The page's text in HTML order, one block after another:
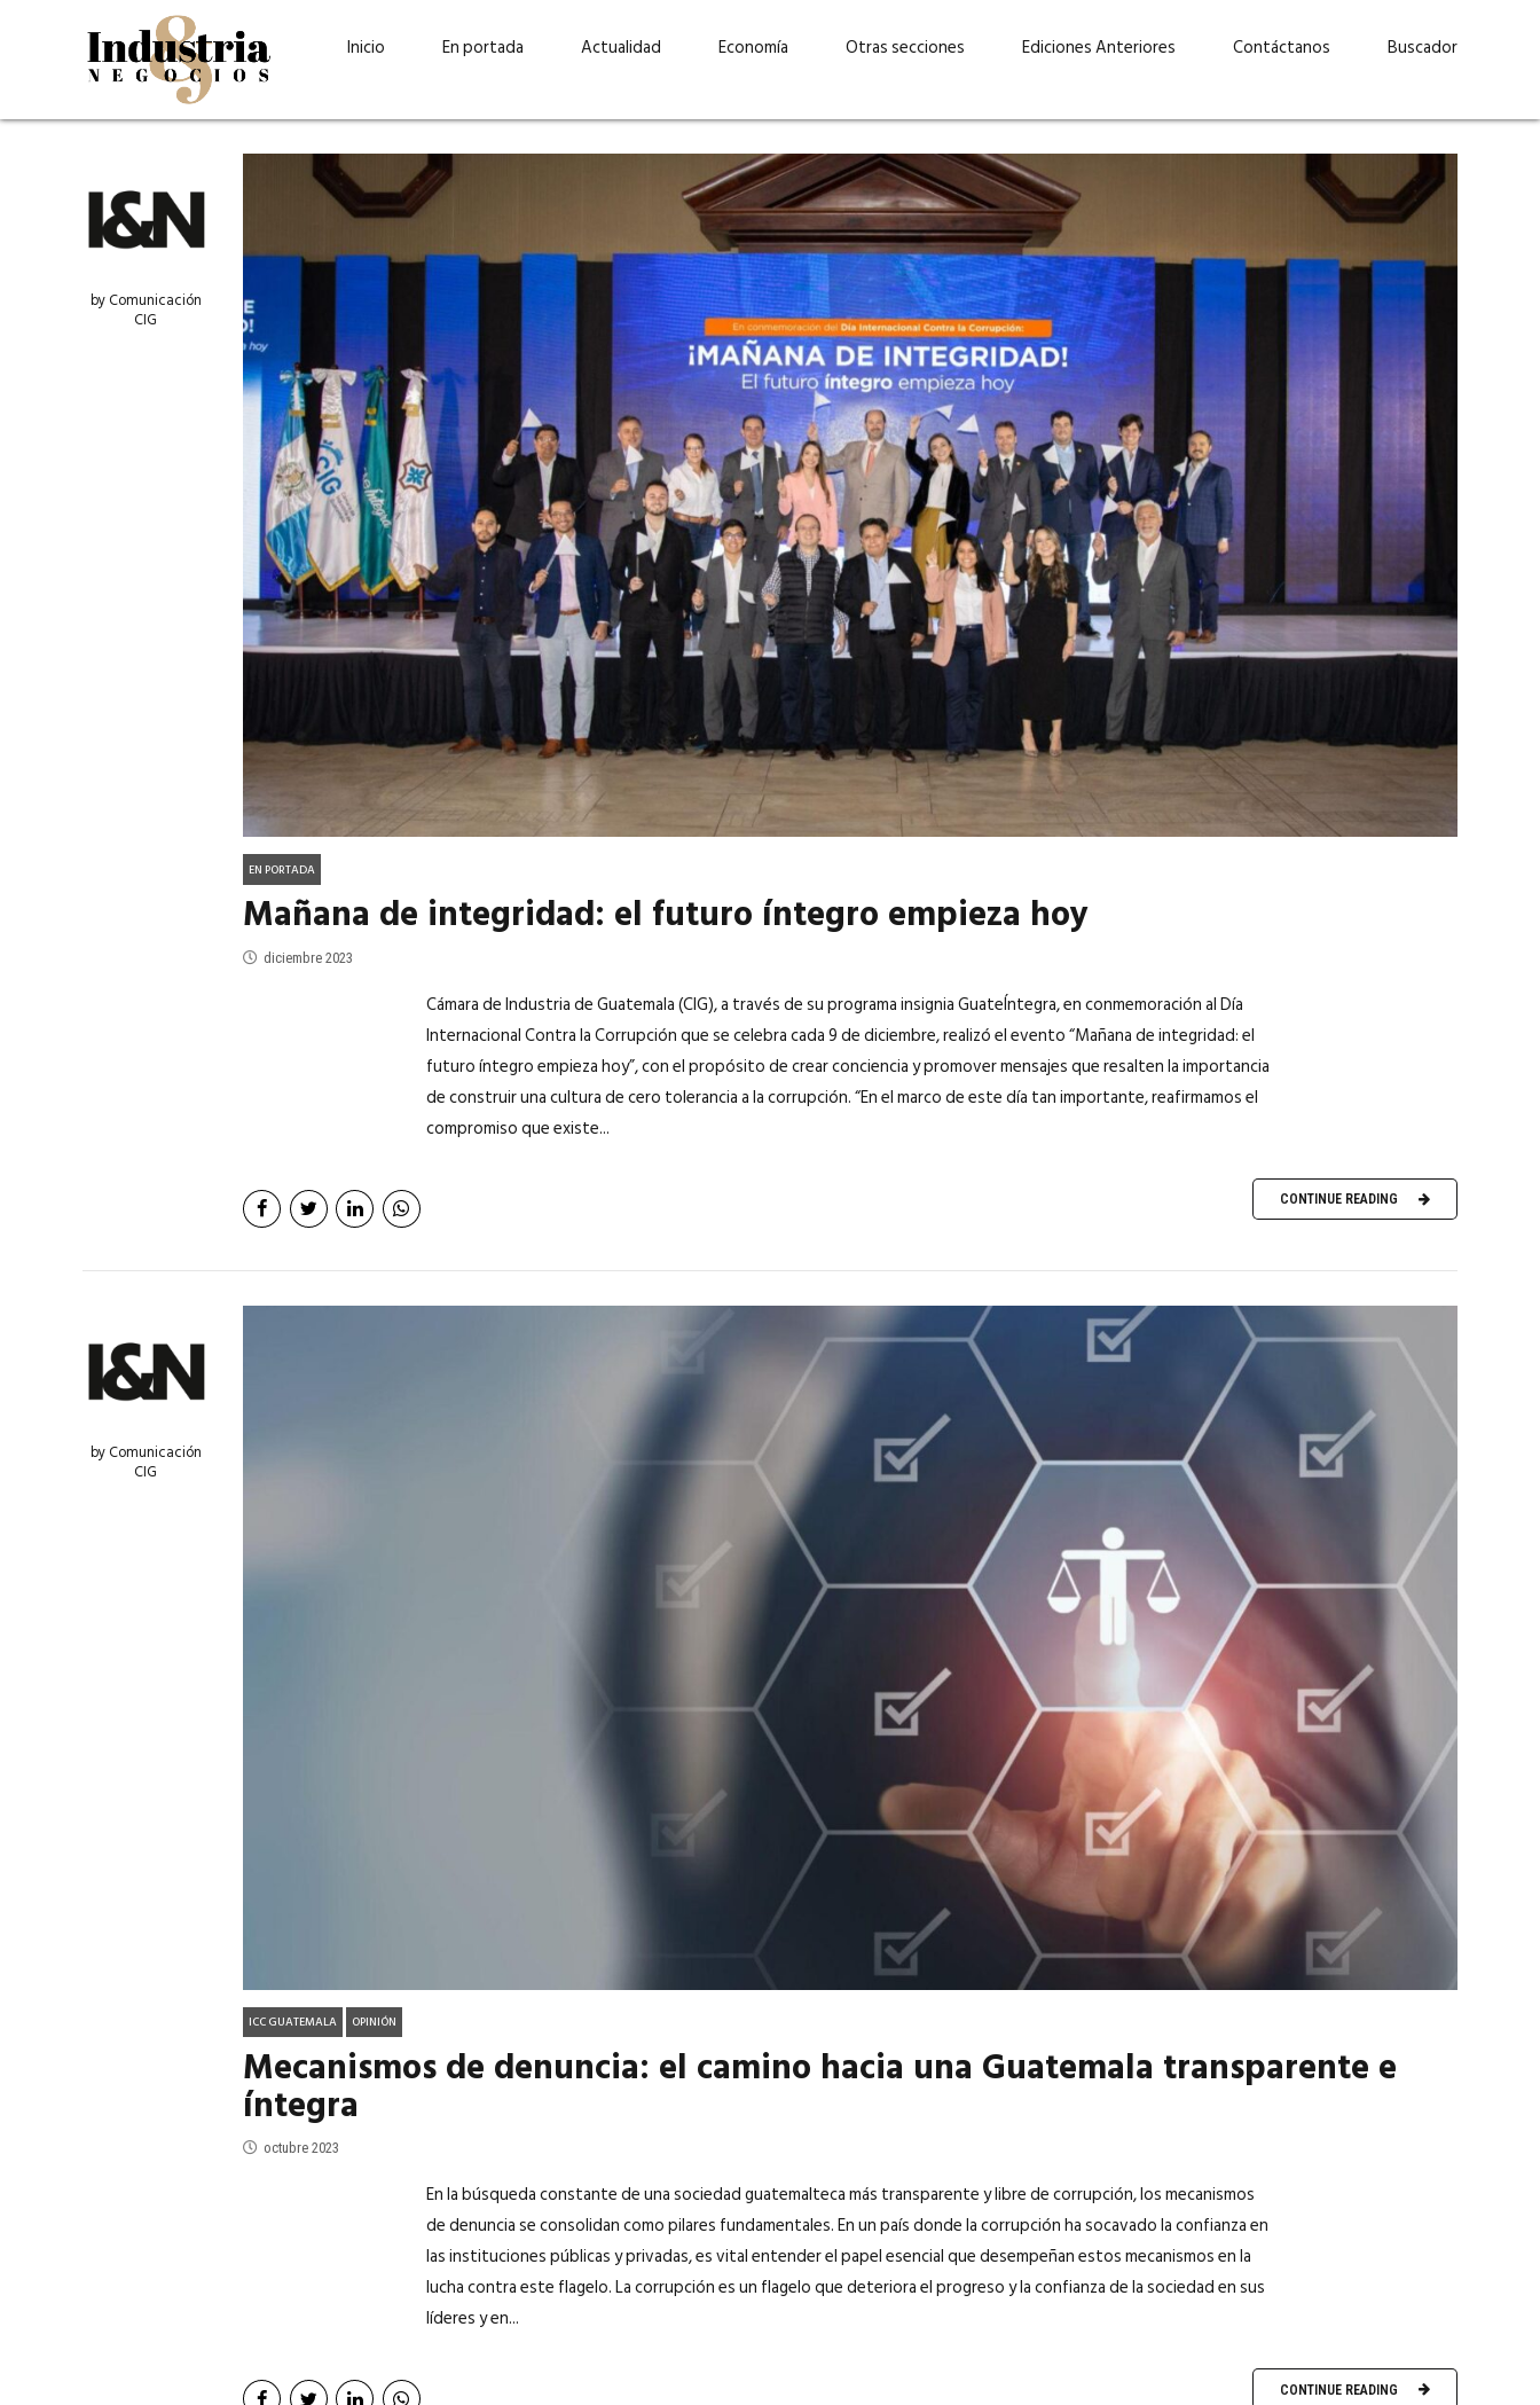
Inicio En portada
Guatehuevo: medio siglo
produciendo la proteína
más accesible para los
julio 2026
“La sostenibilidad está en
el centro de Cervecería
Ambev Guatemala» –
Ricardo Urteaga
EN PORTADA mayo 2026
“Invertir con propósito:
cómo CBC impulsa su
crecimiento industrial a
través de la innovación y la
sostenibilidad”
EN PORTADA abril 2026
Elizabeth Suárez: “Las
mujeres podemos liderar y
abrirnos paso por nuestros
propios méritos”
EN PORTADA
Lucas Martínez Paz: “En
tecnología, hay que invertir
con inteligencia, no por
moda”
febrero 2026
Actualidad Economía Otras secciones Ediciones Anteriores Contáctanos Buscador
by Comunicación
CIG
EN PORTADA
Mañana de integridad: el futuro íntegro empieza hoy
diciembre 2023
Cámara de Industria de Guatemala (CIG), a través de su programa insignia GuateÍntegra, en conmemoración al Día
Internacional Contra la Corrupción que se celebra cada 9 de diciembre, realizó el evento “Mañana de integridad: el
futuro íntegro empieza hoy”, con el propósito de crear conciencia y promover mensajes que resalten la importancia
de construir una cultura de cero tolerancia a la corrupción. “En el marco de este día tan importante, reafirmamos el
compromiso que existe...
CONTINUE READING
by Comunicación
CIG
ICC GUATEMALA OPINIÓN
Mecanismos de denuncia: el camino hacia una Guatemala transparente e
íntegra
octubre 2023
En la búsqueda constante de una sociedad guatemalteca más transparente y libre de corrupción, los mecanismos
de denuncia se consolidan como pilares fundamentales. En un país donde la corrupción ha socavado la confianza en
las instituciones públicas y privadas, es vital entender el papel esencial que desempeñan estos mecanismos en la
lucha contra este flagelo. La corrupción es un flagelo que deteriora el progreso y la confianza de la sociedad en sus
líderes y en...
CONTINUE READING